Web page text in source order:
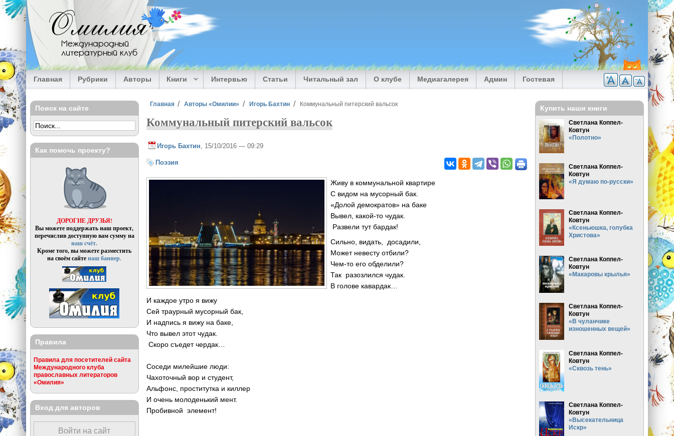
Перейти к основному содержанию
Омилия
Международный
литературный клуб
Главная Рубрики Авторы Книги Интервью Статьи Читальный зал О клубе Медиагалерея Админ Гостевая
Вы здесь
Главная Авторы «Омилии» Игорь Бахтин Коммунальный питерский вальсок
Коммунальный питерский вальсок
Игорь Бахтин , 15/10/2016 — 09:29
Поэзия
Живу в коммунальной квартире
С видом на мусорный бак.
«Долой демократов» на баке
Вывел, какой-то чудак.
Развели тут бардак!
Сильно, видать, досадили,
Может невесту отбили?
Чем-то его обделили?
Так разозлился чудак.
В голове кавардак…
И каждое утро я вижу
Сей траурный мусорный бак,
И надпись я вижу на баке,
Что вывел этот чудак.
Скоро съедет чердак…
Соседи милейшие люди:
Чахоточный вор и студент,
Альфонс, проститутка и киллер
И очень молоденький мент.
Пробивной элемент!
Поиск на сайте
Как помочь проекту?
ДОРОГИЕ ДРУЗЬЯ!
Вы можете поддержать наш проект,
перечислив доступную вам сумму на
наш счёт.
Кроме того, вы можете разместить
на своём сайтенаш баннер.
Правила
Правила для посетителей сайта
Международного клуба
православных литераторов
«Омилия»
Вход для авторов
Войти на сайт
Купить наши книги
Светлана Коппел-
Ковтун
«Полотно»
Светлана Коппел-
Ковтун
«Я думаю по-русски»
Светлана Коппел-
Ковтун
«Ксеньюшка, голубка
Христова»
Светлана Коппел-
Ковтун
«Макаровы крылья»
Светлана Коппел-
Ковтун
«В чуланчике
изношенных вещей»
Светлана Коппел-
Ковтун
«Сквозь тень»
Светлана Коппел-
Ковтун
«Высекательница
Искр»